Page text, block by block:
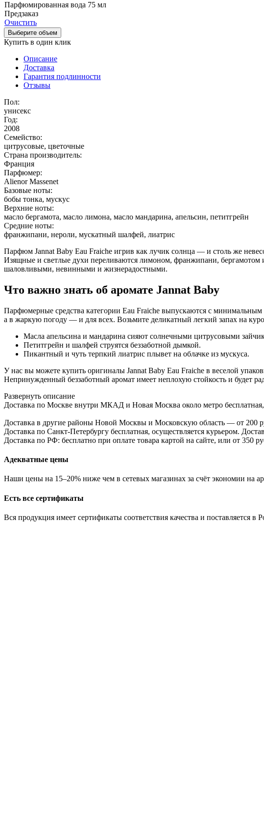
Парфюмированная вода 75 мл
Предзаказ
Очистить
Выберите объем
Купить в один клик
Описание
Доставка
Гарантия подлинности
Отзывы
Пол:
унисекс
Год:
2008
Семейство:
цитрусовые, цветочные
Страна производитель:
Франция
Парфюмер:
Alienor Massenet
Базовые ноты:
бобы тонка, мускус
Верхние ноты:
масло бергамота, масло лимона, масло мандарина, апельсин, петитгрейн
Средние ноты:
франжипани, нероли, мускатный шалфей, лиатрис
Парфюм Jannat Baby Eau Fraiche игрив как лучик солнца — и столь же
Изящные и светлые духи переливаются лимоном, франжипани,
шаловливыми, невинными и жизнерадостными.
Что важно знать об аромате Jannat Baby
Парфюмерные средства категории Eau Fraiche выпускаются с
а в жаркую погоду — и для всех. Возьмите деликатный легкий запах на
Масла апельсина и мандарина сияют солнечными цитрусовыми
Петитгрейн и шалфей струятся беззаботной дымкой.
Пикантный и чуть терпкий лиатрис плывет на облачке из мускуса.
У нас вы можете купить оригиналы Jannat Baby Eau Fraiche в веселой
Непринужденный беззаботный аромат имеет неплохую стойкость и будет
Развернуть описание
Доставка по Москве внутри МКАД и Новая Москва около метро бесплатная,
Доставка в другие районы Новой Москвы и Московскую область — от 200
Доставка по Санкт-Петербургу бесплатная, осуществляется курьером.
Доставка по РФ: бесплатно при оплате товара картой на сайте, или от 350
Адекватные цены
Наши цены на 15–20% ниже чем в сетевых магазинах за счёт экономии на
Есть все сертификаты
Вся продукция имеет сертификаты соответствия качества и